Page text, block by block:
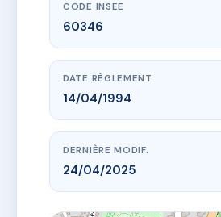
CODE INSEE
60346
DATE RÈGLEMENT
14/04/1994
DERNIÈRE MODIF.
24/04/2025